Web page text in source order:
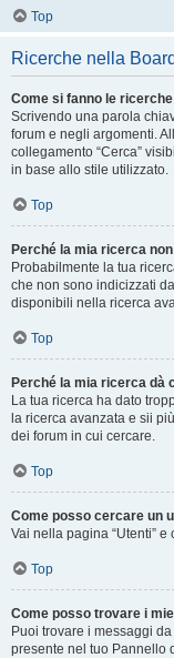
Top
Ricerche nella Board
Come si fanno le
Scrivendo una parola
forum e negli argomenti.
collegamento “Cerca”
in base allo stile utilizzato.
Top
Perché la mia ricerca
Probabilmente la tua
che non sono indicizzati
disponibili nella ricerca
Top
Perché la mia ricerca dà
La tua ricerca ha dato
la ricerca avanzata e sii
dei forum in cui cercare.
Top
Come posso cercare un
Vai nella pagina “Utenti” e
Top
Come posso trovare i
Puoi trovare i messaggi
presente nel tuo Pannello